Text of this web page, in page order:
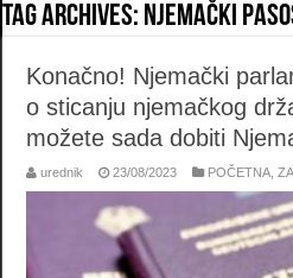
Tag Archives: njemački
Konačno! Njemački
o sticanju njemačkog
možete sada dobiti
urednik 23/08/2023 POČETNA ,